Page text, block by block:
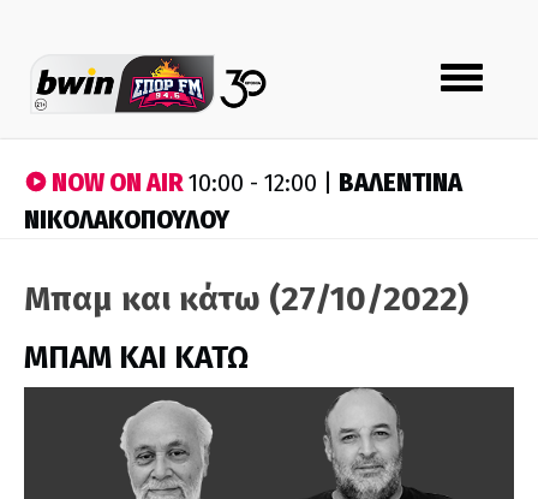
Toggle
navigation
NOW ON AIR10:00 - 12:00 | ΒΑΛΕΝΤΙΝΑ
ΝΙΚΟΛΑΚΟΠΟΥΛΟΥ
Μπαμ και κάτω (27/10/2022)
ΜΠΑΜ ΚΑΙ ΚΑΤΩ